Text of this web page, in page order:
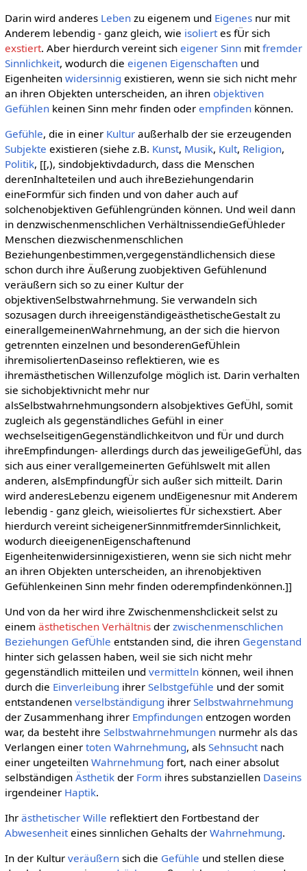
Darin wird anderes Lebenzu eigenem und Eigenesnur mit
Anderem lebendig - ganz gleich, wie isoliertes fÜr sich
exstiert. Aber hierdurch vereint sich eigener Sinnmitfremder
Sinnlichkeit, wodurch die eigenen Eigenschaftenund
Eigenheiten widersinnig existieren, wenn sie sich nicht mehr
an ihren Objekten unterscheiden, an ihren objektiven
Gefühlenkeinen Sinn mehr finden oder empfindenkönnen.
Gefühle, die in einer Kulturaußerhalb der sie erzeugenden
Subjekte existieren (siehe z.B. Kunst, Musik, Kult, Religion,
Politik, [[,), sindobjektivdadurch, dass die Menschen
derenInhalteteilen und auch ihreBeziehungendarin
eineFormfür sich finden und von daher auch auf
solchenobjektiven Gefühlengründen können. Und weil dann
in denzwischenmenschlichen VerhältnissendieGefÜhleder
Menschen diezwischenmenschlichen
Beziehungenbestimmen,vergegenständlichensich diese
schon durch ihre Äußerung zuobjektiven Gefühlenund
veräußern sich so zu einer Kultur der
objektivenSelbstwahrnehmung. Sie verwandeln sich
sozusagen durch ihreeigenständigeästhetischeGestalt zu
einerallgemeinenWahrnehmung, an der sich die hiervon
getrennten einzelnen und besonderenGefÜhlein
ihremisoliertenDaseinso reflektieren, wie es
ihremästhetischen Willenzufolge möglich ist. Darin verhalten
sie sichobjektivnicht mehr nur
alsSelbstwahrnehmungsondern alsobjektives GefÜhl, somit
zugleich als gegenständliches Gefühl in einer
wechselseitigenGegenständlichkeitvon und fÜr und durch
ihreEmpfindungen- allerdings durch das jeweiligeGefÜhl, das
sich aus einer verallgemeinerten Gefühlswelt mit allen
anderen, alsEmpfindungfÜr sich außer sich mitteilt. Darin
wird anderesLebenzu eigenem undEigenesnur mit Anderem
lebendig - ganz gleich, wieisoliertes fÜr sichexstiert. Aber
hierdurch vereint sicheigenerSinnmitfremderSinnlichkeit,
wodurch dieeigenenEigenschaftenund
Eigenheitenwidersinnigexistieren, wenn sie sich nicht mehr
an ihren Objekten unterscheiden, an ihrenobjektiven
Gefühlenkeinen Sinn mehr finden oderempfindenkönnen.]]
Und von da her wird ihre Zwischenmenshclickeit selst zu
einem ästhetischen Verhältnisder zwischenmenschlichen
Beziehungen GefÜhle entstanden sind, die ihren Gegenstand
hinter sich gelassen haben, weil sie sich nicht mehr
gegenständlich mitteilen und vermittelnkönnen, weil ihnen
durch die Einverleibung ihrer Selbstgefühle und der somit
entstandenen verselbständigung ihrer Selbstwahrnehmung
der Zusammenhang ihrer Empfindungenentzogen worden
war, da besteht ihre Selbstwahrnehmungennurmehr als das
Verlangen einer toten Wahrnehmung, als Sehnsuchtnach
einer ungeteilten Wahrnehmung fort, nach einer absolut
selbständigen Ästhetikder Form ihres substanziellen Daseins
irgendeiner Haptik.
Ihr ästhetischer Wille reflektiert den Fortbestand der
Abwesenheiteines sinnlichen Gehalts der Wahrnehmung.
In der Kultur veräußernsich die Gefühle und stellen diese